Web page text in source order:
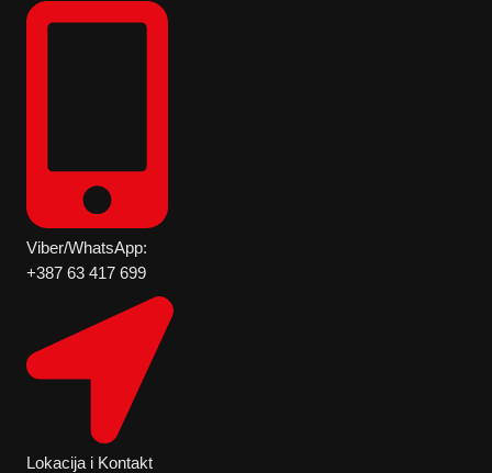
Viber/WhatsApp:
+387 63 417 699
Lokacija i Kontakt